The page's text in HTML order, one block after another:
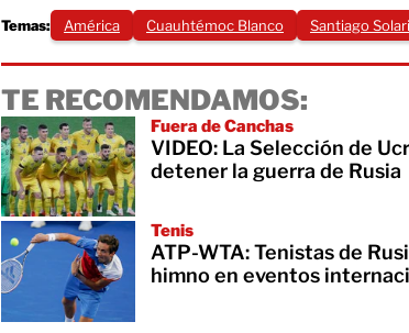
Temas: América Cuauhtémoc Blanco Santiago Solari
TE RECOMENDAMOS:
Fuera de Canchas
VIDEO: La Selección de
detener la guerra de Rusia
Tenis
ATP-WTA: Tenistas de
himno en eventos